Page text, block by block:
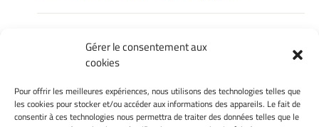
Gérer le consentement aux
cookies
Pour offrir les meilleures expériences, nous utilisons des technologies telles que
les cookies pour stocker et/ou accéder aux informations des appareils. Le fait de
consentir à ces technologies nous permettra de traiter des données telles que le
Informations Légales
Gérer mes cookies
Politique de cookies